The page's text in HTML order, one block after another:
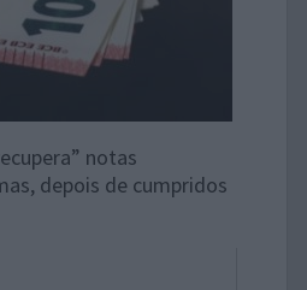
notas
depois de cumpridos